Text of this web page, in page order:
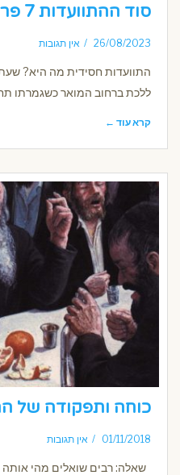
סוד ההתוועדות 7 פרקים
26/08/2023 אין תגובות
התוועדות חסידית מה היא?
ללכת ברחוב המואר כשגמרתו
קרא עוד ←
כוחה ותפקודה של
01/11/2018 אין תגובות
שאלה: רבים שואלים מהי אותה